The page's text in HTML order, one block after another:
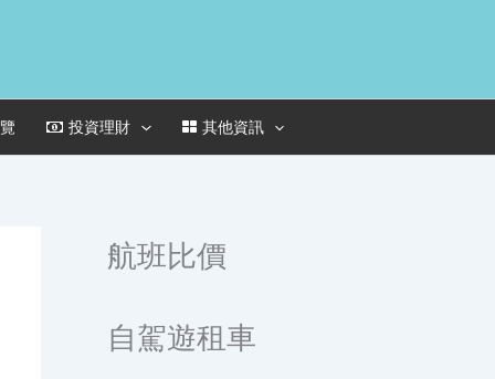
投資理財 其他資訊
航班比價
自駕遊租車